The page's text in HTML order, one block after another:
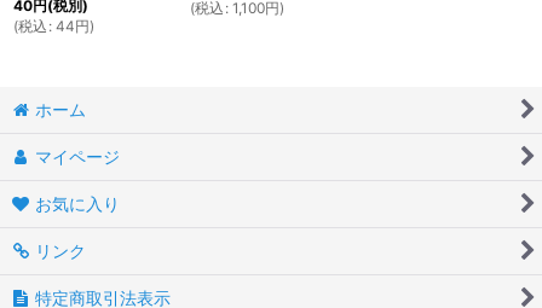
40円(税別)
(税込 : 44円)
(税込 : 1,100円)
ホーム
マイページ
お気に入り
リンク
特定商取引法表示